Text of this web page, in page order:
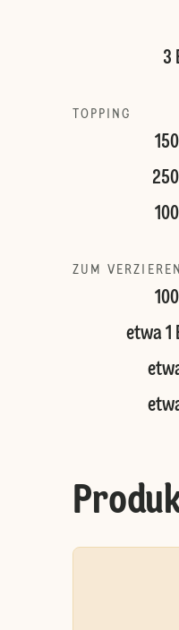
3
TOPPING
ZUM VERZIEREN
etwa 1